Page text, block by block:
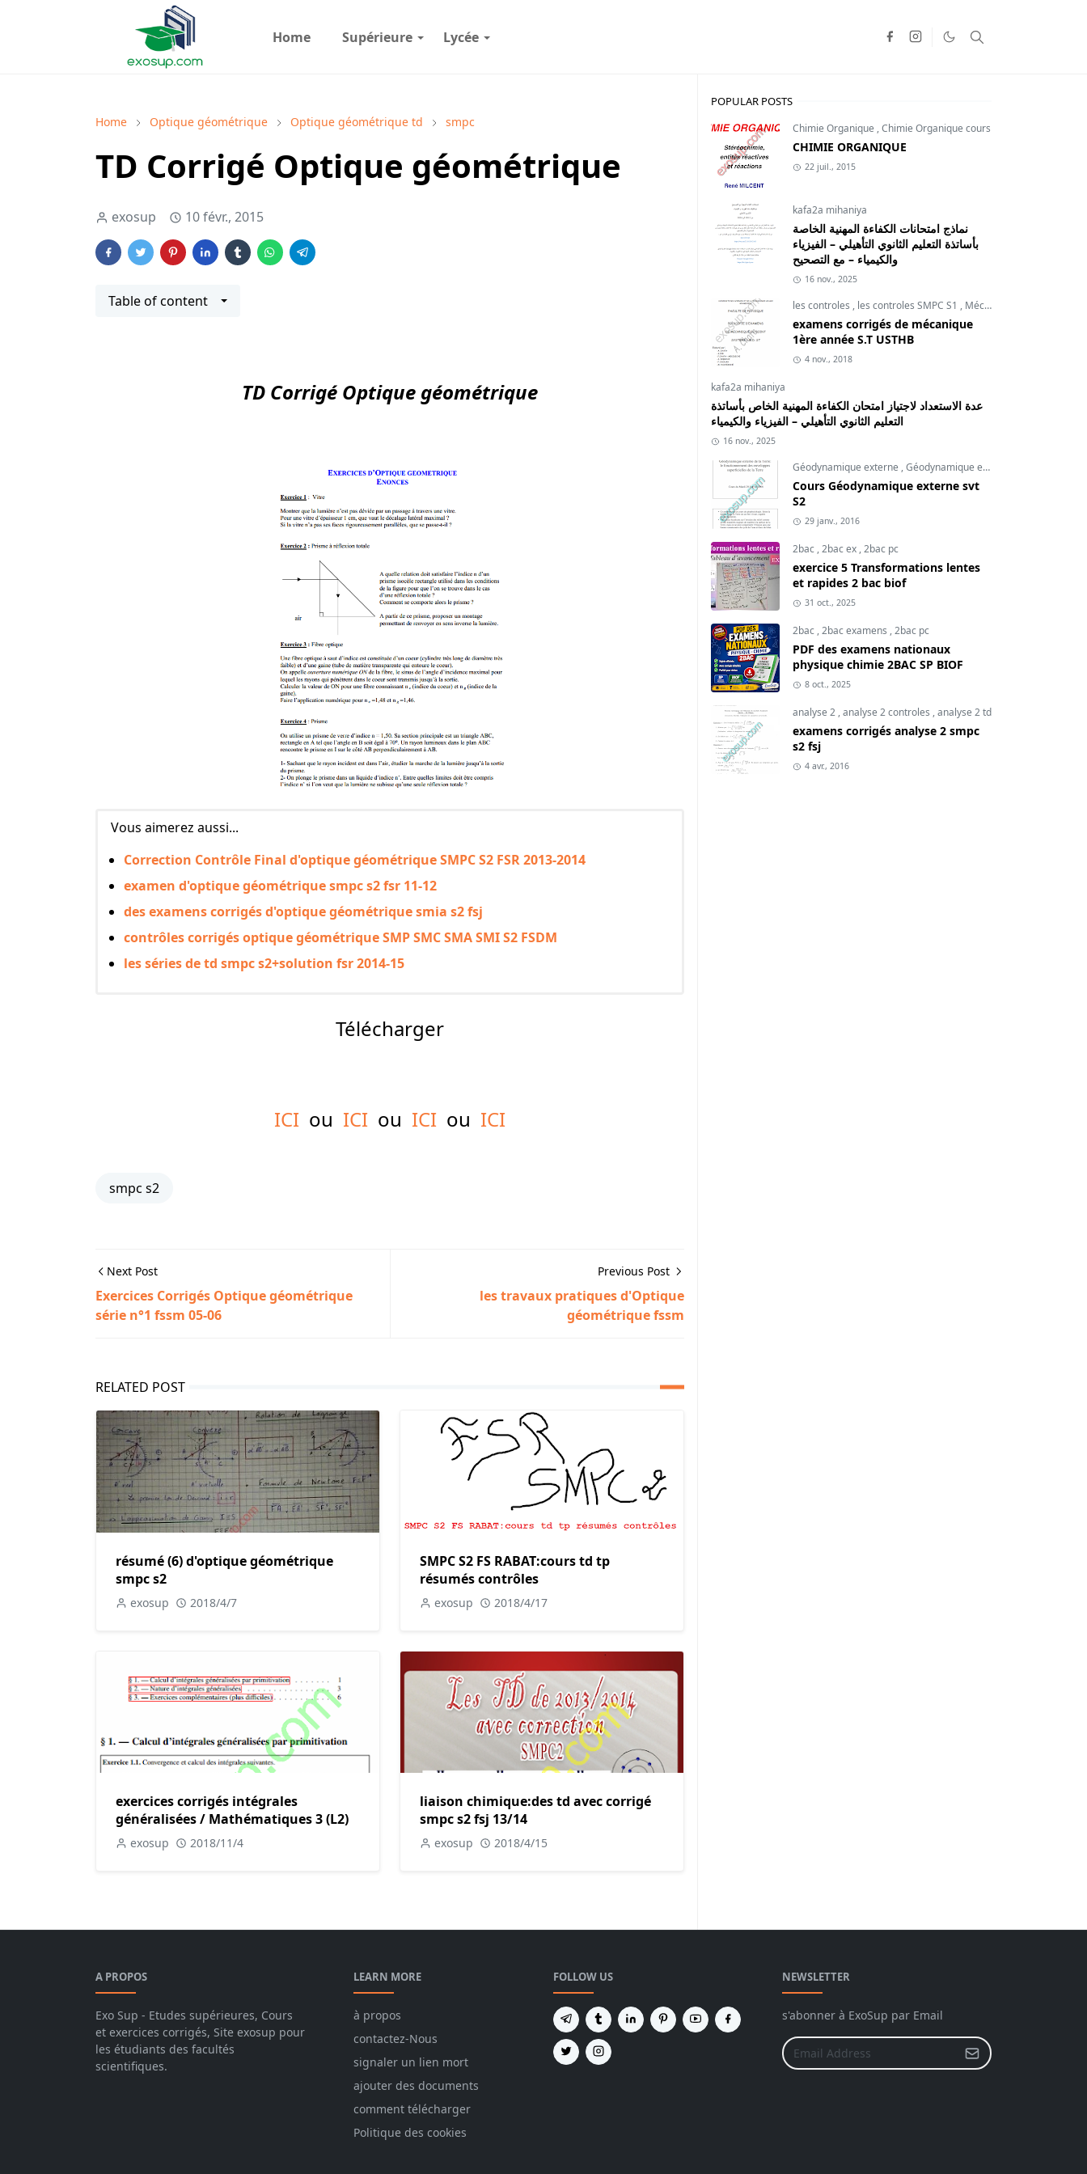
Home Supérieure Lycée
Home Optique géométrique Optique géométrique td smpc
TD Corrigé Optique géométrique
exosup 10 févr., 2015
Table of content
TD Corrigé Optique géométrique
Vous aimerez aussi...
Correction Contrôle Final d'optique géométrique SMPC S2 FSR 2013-2014
examen d'optique géométrique smpc s2 fsr 11-12
des examens corrigés d'optique géométrique smia s2 fsj
contrôles corrigés optique géométrique SMP SMC SMA SMI S2 FSDM
les séries de td smpc s2+solution fsr 2014-15
Télécharger
ICI ou ICI ou ICI ou ICI
smpc s2
Next Post
Exercices Corrigés Optique géométrique
série n°1 fssm 05-06
Previous Post
les travaux pratiques d'Optique
géométrique fssm
RELATED POST
résumé (6) d'optique géométrique
smpc s2
exosup 2018/4/7
SMPC S2 FS RABAT:cours td tp
résumés contrôles
exosup 2018/4/17
exercices corrigés intégrales
généralisées / Mathématiques 3 (L2)
exosup 2018/11/4
liaison chimique:des td avec corrigé
smpc s2 fsj 13/14
exosup 2018/4/15
POPULAR POSTS
Chimie Organique ,Chimie Organique cours
CHIMIE ORGANIQUE
22 juil., 2015
kafa2a mihaniya
نماذج امتحانات الكفاءة المهنية الخاصة
بأساتذة التعليم الثانوي التأهيلي – الفيزياء
والكيمياء – مع التصحيح
16 nov., 2025
les controles , les controles SMPC S1 , Mécanique du point
examens corrigés de mécanique
1ère année S.T USTHB
4 nov., 2018
kafa2a mihaniya
عدة الاستعداد لاجتياز امتحان الكفاءة المهنية الخاص بأساتذة
التعليم الثانوي التأهيلي – الفيزياء والكيمياء
16 nov., 2025
Géodynamique externe ,Géodynamique externe cours
Cours Géodynamique externe svt
S2
29 janv., 2016
2bac,2bac ex,2bac pc
exercice 5 Transformations lentes
et rapides 2 bac biof
31 oct., 2025
2bac,2bac examens ,2bac pc
PDF des examens nationaux
physique chimie 2BAC SP BIOF
8 oct., 2025
analyse 2,analyse 2 controles ,analyse 2 td
examens corrigés analyse 2 smpc
s2 fsj
4 avr., 2016
A PROPOS
Exo Sup - Etudes supérieures, Cours
et exercices corrigés, Site exosup pour
les étudiants des facultés
scientifiques.
LEARN MORE
à propos
contactez-Nous
signaler un lien mort
ajouter des documents
comment télécharger
Politique des cookies
FOLLOW US NEWSLETTER
s'abonner à ExoSup par Email